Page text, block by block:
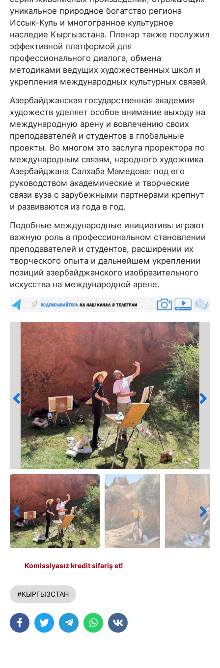
уникальное природное богатство региона
Иссык-Куль и многогранное культурное
наследие Кыргызстана. Пленэр также послужил
эффективной платформой для
профессионального диалога, обмена
методиками ведущих художественных школ и
укрепления международных культурных связей.
Азербайджанская государственная академия
художеств уделяет особое внимание выходу на
международную арену и вовлечению своих
преподавателей и студентов в глобальные
проекты. Во многом это заслуга проректора по
международным связям, народного художника
Азербайджана Салхаба Мамедова: под его
руководством академические и творческие
связи вуза с зарубежными партнерами крепнут
и развиваются из года в год.
Подобные международные инициативы играют
важную роль в профессиональном становлении
преподавателей и студентов, расширении их
творческого опыта и дальнейшем укреплении
позиций азербайджанского изобразительного
искусства на международной арене.
Komissiyasız kredit sifariş et!
#КЫРГЫЗСТАН